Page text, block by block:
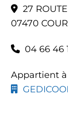
27
07470
04 66 46
Appartient à